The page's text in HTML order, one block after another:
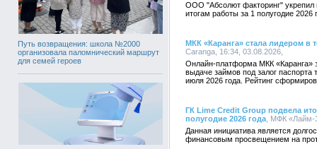
Путь возвращения: школа №2000
организовала паломнический маршрут
для семей героев
ООО "Абсолют факторинг" укрепил
итогам работы за 1 полугодие 2026
МКК «Каранга» стала лидером в
Caranga, 16:34, 03.08.2026,
Онлайн-платформа МКК «Каранга»
выдаче займов под залог паспорта
июля 2026 года. Рейтинг
ГК Lime Credit Group подвела
полугодие 2026 года , МФК
Данная инициатива является
финансовым просвещением на